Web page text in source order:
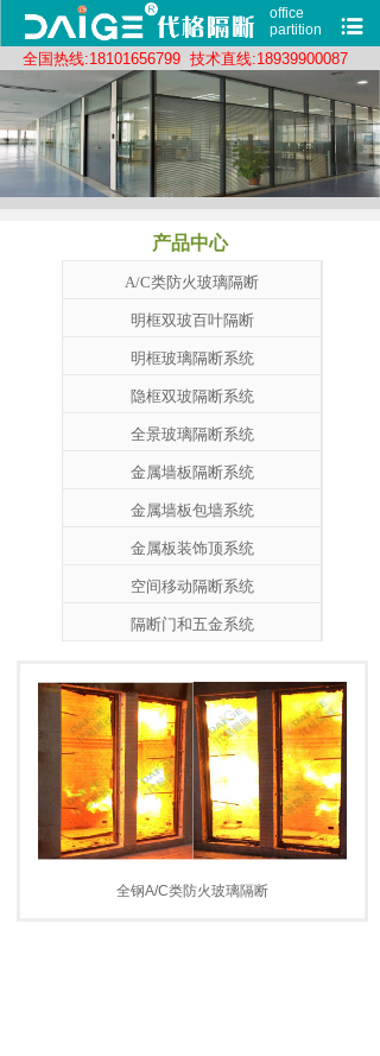
A/C类防火玻璃隔断
明框双玻百叶隔断
明框玻璃隔断系统
隐框双玻隔断系统
全景玻璃隔断系统
金属墙板隔断系统
金属墙板包墙系统
金属板装饰顶系统
空间移动隔断系统
隔断门和五金系统
全钢A/C类防火玻璃隔断
产品中心
全国热线:18101656799 技术直线:18939900087
office
partition